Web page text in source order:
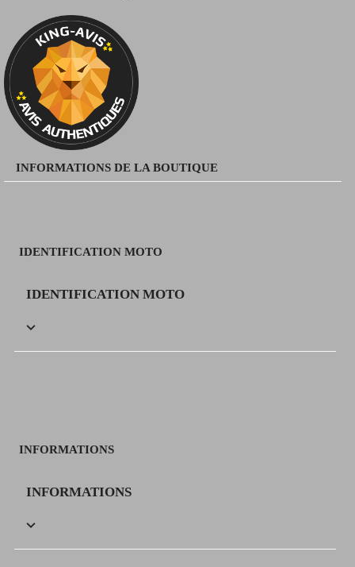
INFORMATIONS DE LA BOUTIQUE
IDENTIFICATION MOTO
IDENTIFICATION MOTO

INFORMATIONS
INFORMATIONS
